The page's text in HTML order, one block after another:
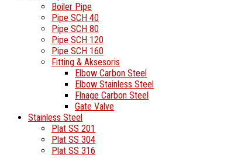
Boiler Pipe
Pipe SCH 40
Pipe SCH 80
Pipe SCH 120
Pipe SCH 160
Fitting & Aksesoris
Elbow Carbon Steel
Elbow Stainless Steel
Flnage Carbon Steel
Gate Valve
Stainless Steel
Plat SS 201
Plat SS 304
Plat SS 316